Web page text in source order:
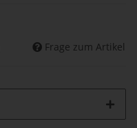
Frage zum Artikel